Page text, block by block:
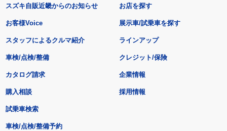
スズキ自販近畿からのお知らせ
お客様Voice
スタッフによるクルマ紹介
お店を探す
展示車/試乗車を探す
ラインアップ
車検/点検/整備 クレジット/保険
カタログ請求
購入相談
試乗車検索
車検/点検/整備予約
企業情報
採用情報